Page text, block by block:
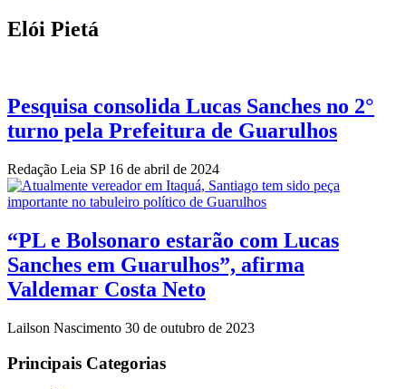
Elói Pietá
Pesquisa consolida Lucas Sanches no 2°
turno pela Prefeitura de Guarulhos
Redação Leia SP 16 de abril de 2024
“PL e Bolsonaro estarão com Lucas
Sanches em Guarulhos”, afirma
Valdemar Costa Neto
Lailson Nascimento 30 de outubro de 2023
Principais Categorias